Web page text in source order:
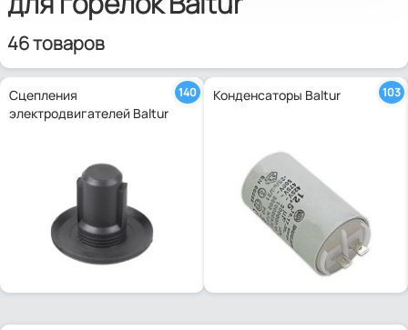
46 товаров
Сцепления
электродвигателей Baltur
140 Конденсаторы Baltur 103